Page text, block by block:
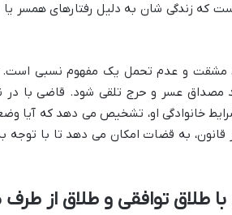
که زندگی شان به دلیل رفتارهای همسر
مشقت و عدم تحمل یک مفهوم نسبی
مصداق عسر و حرج تلقی شود. قاضی با در
خانوادگی او، تشخیص می دهد که آیا
به قضات امکان می دهد تا با توجه به
طلاق توافقی و طلاق از طرف